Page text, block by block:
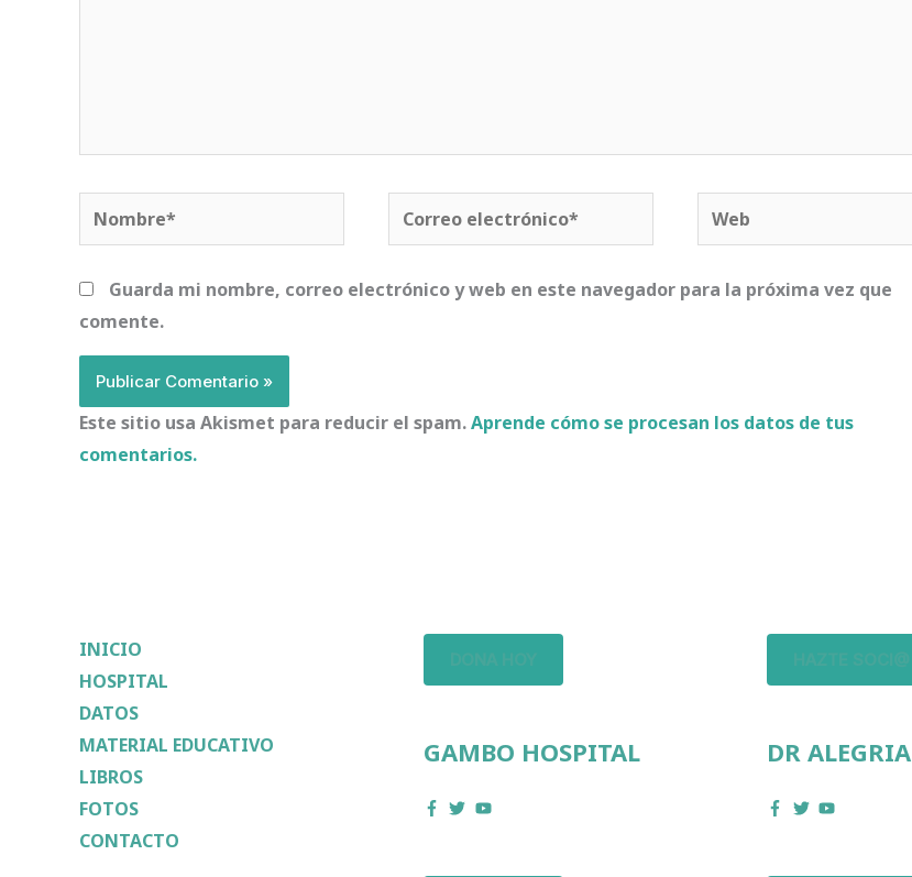
Nombre*
Correo
electrónico*
Web
Guarda mi nombre, correo electrónico y web en este navegador para la próxima vez que
comente.
Este sitio usa Akismet para reducir el spam.Aprende cómo se procesan los datos de tus
comentarios.
INICIO
HOSPITAL
DATOS
MATERIAL EDUCATIVO
LIBROS
FOTOS
CONTACTO
GAMBO HOSPITAL DR ALEGRIA